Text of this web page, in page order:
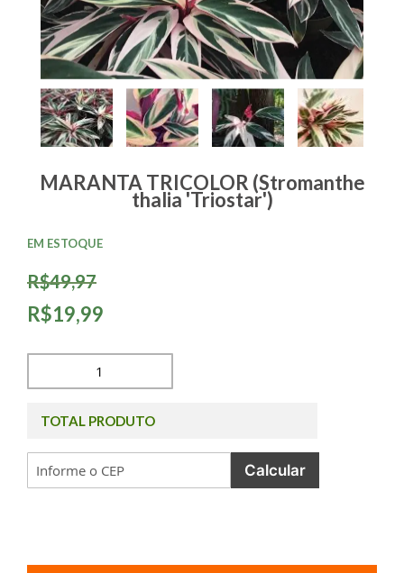
MARANTA TRICOLOR (Stromanthe
thalia 'Triostar')
R$49,97
R$19,99
EM ESTOQUE
TOTAL PRODUTO
Calcular